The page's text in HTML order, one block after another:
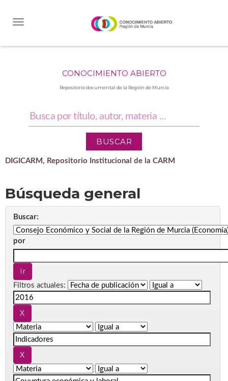
CONOCIMIENTO ABIERTO
Repositorio documental de la Región de Murcia
DIGICARM, Repositorio Institucional de la CARM
Búsqueda general
Buscar:
por
Filtros actuales: